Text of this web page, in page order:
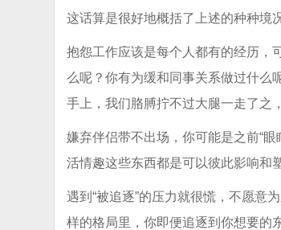
这话算是很好地概括了上述的种种境
抱怨工作应该是每个人都有的经历，
么呢？你有为缓和同事关系做过什么
手上，我们胳膊拧不过大腿一走了之
嫌弃伴侣带不出场，你可能是之前“
活情趣这些东西都是可以彼此影响和
遇到“被追逐”的压力就很慌，不愿意
样的格局里，你即便追逐到你想要的